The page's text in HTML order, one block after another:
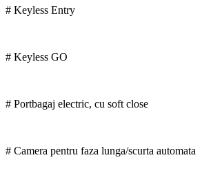
# Keyless Entry
# Keyless GO
# Portbagaj electric, cu soft close
# Camera pentru faza lunga/scurta automata